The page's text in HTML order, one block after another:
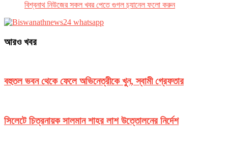
বিশ্বনাথ নিউজের সকল খবর পেতে গুগল চ‌্যানেল ফলো করুন
আরও খবর
বহুতল ভবন থেকে ফেলে অভিনেত্রীকে খুন, স্বামী গ্রেফতার
সিলেটে চিত্রনায়ক সালমান শাহর লাশ উত্তোলনের নির্দেশ